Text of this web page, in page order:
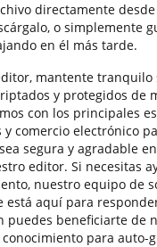
directamente desde
o simplemente
en él más tarde.
mantente tranquilo
y protegidos de
con los principales
y comercio electrónico
segura y agradable
editor. Si necesitas
nuestro equipo de
está aquí para
puedes beneficiarte de
para auto-